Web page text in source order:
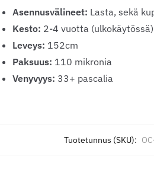
Asennusvälineet: Lasta, sekä
Kesto: 2-4 vuotta (ulkokäytössä)
Leveys: 152cm
Paksuus: 110 mikronia
Venyvyys: 33+ pascalia
Tuotetunnus (SKU):